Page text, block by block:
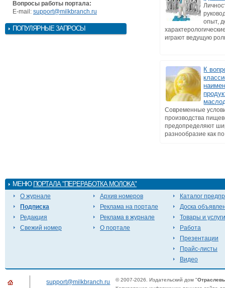
Вопросы работы портала:
E-mail: support@milkbranch.ru
ПОПУЛЯРНЫЕ ЗАПРОСЫ
опыт,
играют ведущую
К
Современные
производства
предопределяют
разнообразие как
МЕНЮ ПОРТАЛА "ПЕРЕРАБОТКА МОЛОКА"
О журнале
Подписка
Редакция
Свежий номер
Архив номеров
Реклама на портале
Реклама в журнале
О портале
Каталог
Доска
Товары и услуги
Работа
Презентации
Прайс-листы
Видео
support@milkbranch.ru © 2007-2026. Издательский дом "